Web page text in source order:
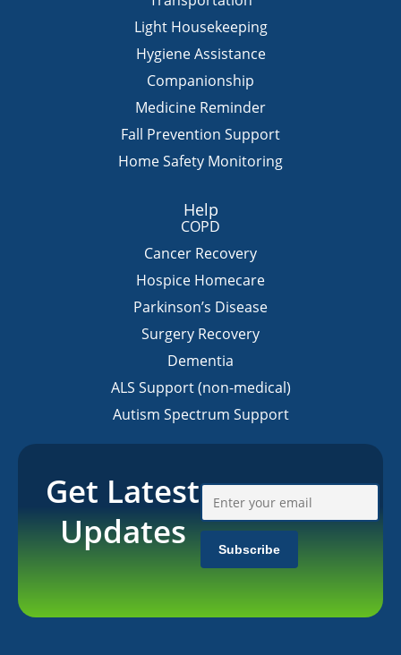
Light Housekeeping
Hygiene Assistance
Companionship
Medicine Reminder
Fall Prevention Support
Home Safety Monitoring
Help
COPD
Cancer Recovery
Hospice Homecare
Parkinson’s Disease
Surgery Recovery
Dementia
ALS Support (non-medical)
Autism Spectrum Support
Get Latest
Updates